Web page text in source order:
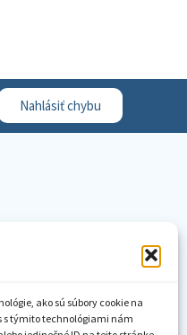
ako sú súbory cookie na
s týmito technológiami nám
Nahlásiť chybu